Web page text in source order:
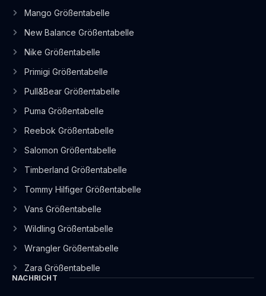
Mango Größentabelle
New Balance Größentabelle
Nike Größentabelle
Primigi Größentabelle
Pull&Bear Größentabelle
Puma Größentabelle
Reebok Größentabelle
Salomon Größentabelle
Timberland Größentabelle
Tommy Hilfiger Größentabelle
Vans Größentabelle
Wildling Größentabelle
Wrangler Größentabelle
Zara Größentabelle
NACHRICHT